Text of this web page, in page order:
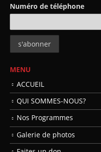
Numéro de téléphone
MENU
ACCUEIL
QUI SOMMES-NOUS?
Nos Programmes
Galerie de photos